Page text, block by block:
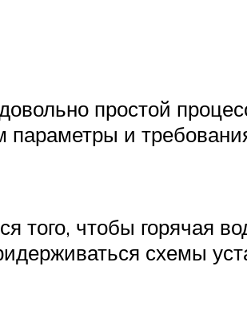
простой
и
того, чтобы горячая
схемы